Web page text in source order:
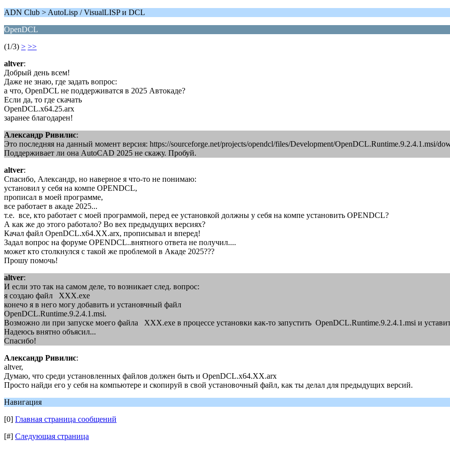
ADN Club > AutoLisp / VisualLISP и DCL
OpenDCL
(1/3) > >>
altver:
Добрый день всем!
Даже не знаю, где задать вопрос:
а что, OpenDCL не поддерживатся в 2025 Автокаде?
Если да, то где скачать
OpenDCL.x64.25.arx
заранее благодарен!
Александр Ривилис:
Это последняя на данный момент версия: https://sourceforge.net/projects/opendcl/files/Development/OpenDCL.Runtime.9.2.4.1.msi/
Поддерживает ли она AutoCAD 2025 не скажу. Пробуй.
altver:
Спасибо, Александр, но наверное я что-то не понимаю:
установил у себя на компе OPENDCL,
прописал в моей программе,
все работает в акаде 2025...
т.е. все, кто работает с моей программой, перед ее установкой должны у себя на компе установить OPENDCL?
А как же до этого работало? Во вех предыдущих версиях?
Качал файл OpenDCL.x64.ХХ.arx, прописывал и вперед!
Задал вопрос на форуме OPENDCL..внятного ответа не получил....
может кто столкнулся с такой же проблемой в Акаде 2025???
Прошу помочь!
altver:
И если это так на самом деле, то возникает след. вопрос:
я создаю файл ХХХ.ехе
конечо я в него могу добавить и установчный файл
OpenDCL.Runtime.9.2.4.1.msi.
Возможно ли при запуске моего файла ХХХ.ехе в процессе установки как-то запустить OpenDCL.Runtime.9.2.4.1.msi и
Надеюсь внятно объясил...
Спасибо!
Александр Ривилис:
altver,
Думаю, что среди установленных файлов должен быть и OpenDCL.x64.ХХ.arx
Просто найди его у себя на компьютере и скопируй в свой установочный файл, как ты делал для предыдущих версий.
Навигация
[0] Главная страница сообщений
[#] Следующая страница